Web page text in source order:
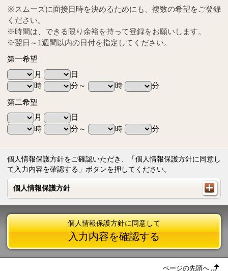
※スムーズに面接日時を決めるためにも、複数の希望をご登録
ください。
※時間は、できる限り余裕を持って登録をお願いします。
※翌日～1週間以内の日付を指定してください。
第一希望
月
日
時
分～ 時
分
第二希望
月
日
時
分～ 時 分
個人情報保護方針をご確認いただき、「個人情報保護方針に同意し
て入力内容を確認する」ボタンを押してください。
個人情報保護方針
個人情報保護方針
個人情報保護方針に同意して
入力内容を確認する
ページの先頭へ